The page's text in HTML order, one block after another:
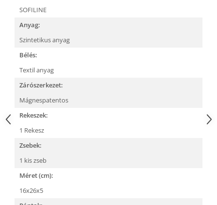
SOFILINE
Anyag:
Szintetikus anyag
Bélés:
Textil anyag
Zárószerkezet:
Mágnespatentos
Rekeszek:
1 Rekesz
Zsebek:
1 kis zseb
Méret (cm):
16x26x5